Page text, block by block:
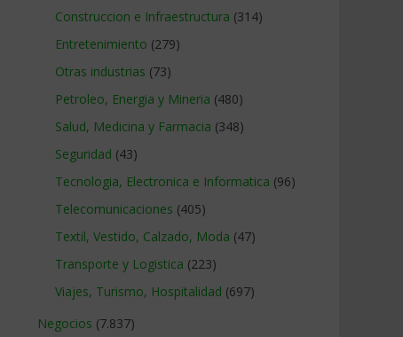
Construccion e Infraestructura (314)
Entretenimiento (279)
Otras industrias (73)
Petroleo, Energia y Mineria (480)
Salud, Medicina y Farmacia (348)
Seguridad (43)
Tecnologia, Electronica e Informatica (96)
Telecomunicaciones (405)
Textil, Vestido, Calzado, Moda (47)
Transporte y Logistica (223)
Viajes, Turismo, Hospitalidad (697)
Negocios (7.837)